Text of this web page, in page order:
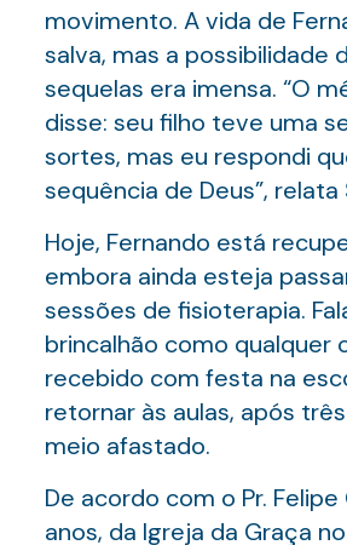
movimento. A vida de
salva, mas a possibilidade
sequelas era imensa. “O
disse: seu filho teve uma
sortes, mas eu respondi
sequência de Deus”, relata
Hoje, Fernando está
embora ainda esteja
sessões de fisioterapia.
brincalhão como qualquer
recebido com festa na
retornar às aulas, após
meio afastado.
De acordo com o Pr. Felipe
anos, da Igreja da Graça